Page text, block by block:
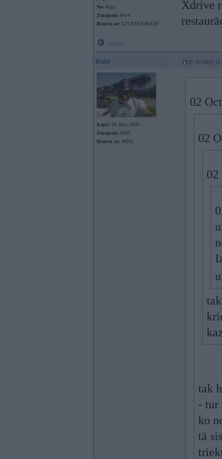
No: Rīga
Ziņojumi: 8414
Braucu ar: G31/E53/E46/E39
Xdrive
Kidd 02. Oct 2024,
Kopš: 18. May 2009
Ziņojumi: 8403
Braucu ar: 400Zs
02
02
02
tak
- tur
ko
tā